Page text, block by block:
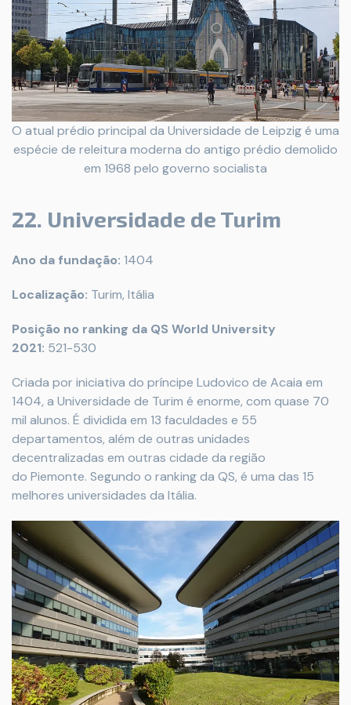
O atual prédio principal da Universidade de Leipzig é uma
espécie de releitura moderna do antigo prédio demolido
em 1968 pelo governo socialista
22. Universidade de Turim
Ano da fundação: 1404
Localização: Turim, Itália
Posição no ranking da QS World University
2021: 521-530
Criada por iniciativa do príncipe Ludovico de Acaia em
1404, a Universidade de Turim é enorme, com quase 70
mil alunos. É dividida em 13 faculdades e 55
departamentos, além de outras unidades
decentralizadas em outras cidade da região
do Piemonte. Segundo o ranking da QS, é uma das 15
melhores universidades da Itália.